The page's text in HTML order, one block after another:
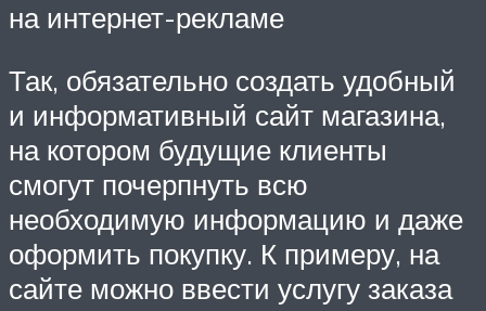
на интернет-рекламе
Так, обязательно создать удобный
и информативный сайт магазина,
на котором будущие клиенты
смогут почерпнуть всю
необходимую информацию и даже
оформить покупку. К примеру, на
сайте можно ввести услугу заказа